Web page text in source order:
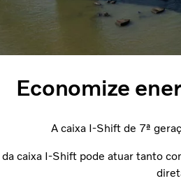
Economize
A caixa I-Shift de 7ª
caixa I-Shift pode atuar tanto